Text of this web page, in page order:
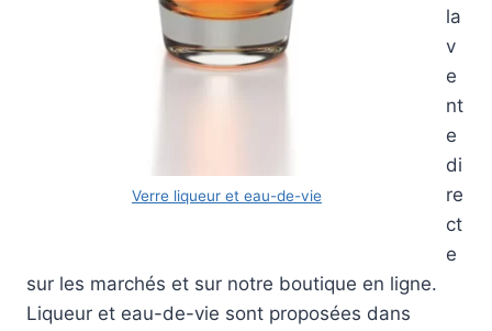
Verre liqueur et eau-de-vie
la
v
e
nt
e
di
re
ct
e
sur les marchés et sur notre boutique en ligne.
Liqueur et eau-de-vie sont proposées dans